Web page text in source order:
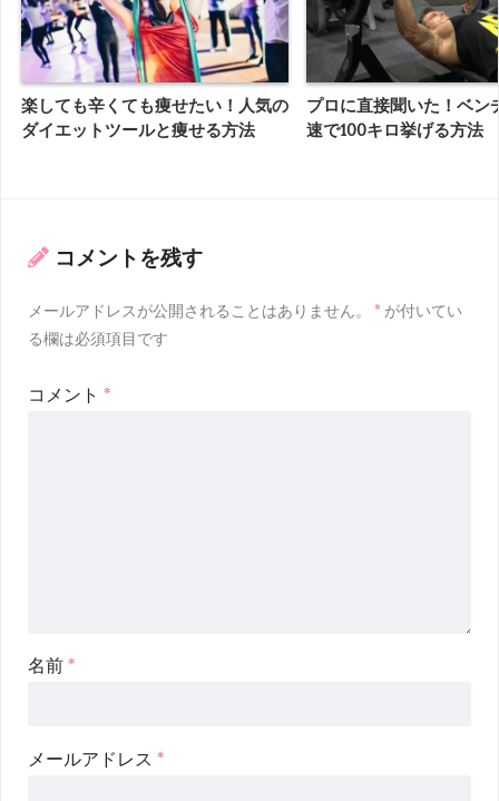
楽しても辛くても痩せたい！人気の
ダイエットツールと痩せる方法
プロに直接聞いた！ベン
速で100キロ挙げる方法
コメントを残す
メールアドレスが公開されることはありません。 * が付いてい
る欄は必須項目です
コメント *
名前 *
メールアドレス *